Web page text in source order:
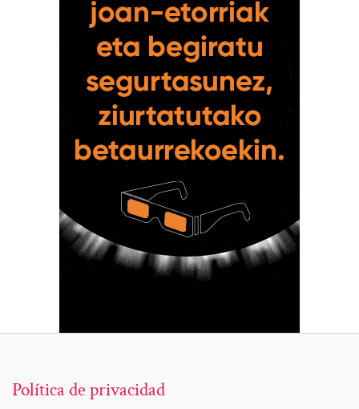
Política de privacidad